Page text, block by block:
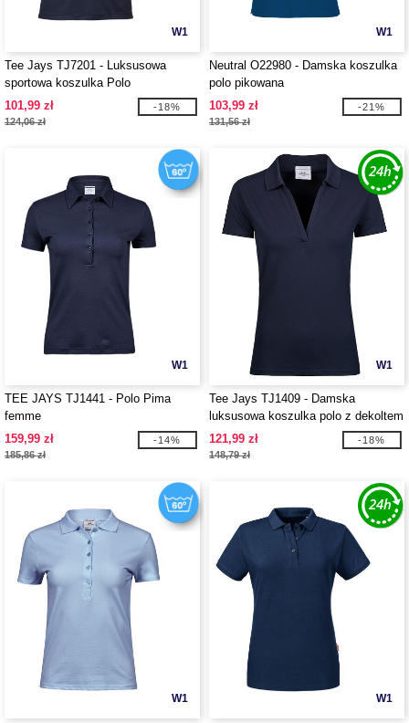
W1
Tee Jays TJ7201 - Luksusowa
sportowa koszulka Polo
101,99 zł
124,06 zł
-18%
W1
Neutral O22980 - Damska koszulka
polo pikowana
103,99 zł
131,56 zł
-21%
W1
TEE JAYS TJ1441 - Polo Pima
femme
159,99 zł
185,86 zł
-14%
W1
Tee Jays TJ1409 - Damska
luksusowa koszulka polo z dekoltem
w szpic
121,99 zł
148,79 zł
-18%
W1 W1